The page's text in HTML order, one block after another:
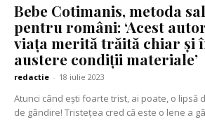
Bebe Cotimanis, metoda
pentru români: ‘Acest
viața merită trăită chiar și
austere condiții materiale’
redactie - 18 iulie 2023
Atunci când ești foarte trist, ai poate, o lipsă
de gândire! Tristețea cred că este o lene a